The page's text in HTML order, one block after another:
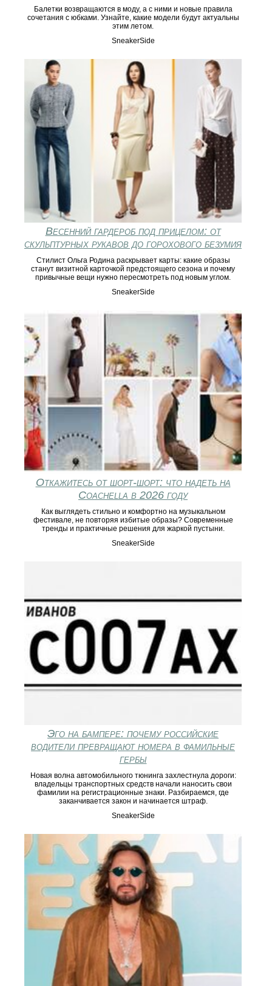
Балетки возвращаются в моду, а с ними и новые правила
сочетания с юбками. Узнайте, какие модели будут актуальны
этим летом.
SneakerSide
Весенний гардероб под прицелом: от
скульптурных рукавов до горохового безумия
Стилист Ольга Родина раскрывает карты: какие образы
станут визитной карточкой предстоящего сезона и почему
привычные вещи нужно пересмотреть под новым углом.
SneakerSide
Откажитесь от шорт-шорт: что надеть на
Coachella в 2026 году
Как выглядеть стильно и комфортно на музыкальном
фестивале, не повторяя избитые образы? Современные
тренды и практичные решения для жаркой пустыни.
SneakerSide
Эго на бампере: почему российские
водители превращают номера в фамильные
гербы
Новая волна автомобильного тюнинга захлестнула дороги:
владельцы транспортных средств начали наносить свои
фамилии на регистрационные знаки. Разбираемся, где
заканчивается закон и начинается штраф.
SneakerSide